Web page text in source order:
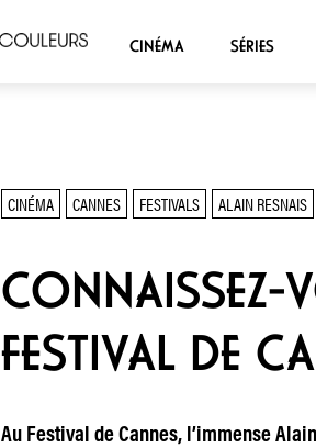
CINÉMA SÉRIES
CINÉMA CANNES FESTIVALS ALAIN RESNAIS
CONNAISSEZ-
FESTIVAL DE
Au Festival de Cannes, l’immense